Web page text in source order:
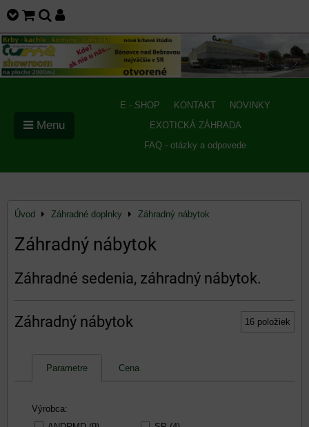
E - SHOP KONTAKT
NOVINKY
EXOTICKÁ ZÁHRADA
FAQ - otázky a odpovede
Menu
Úvod Záhradné doplnky Záhradný nábytok
Záhradný nábytok
Záhradné sedenia, záhradný nábytok.
Záhradný nábytok 16 položiek
Parametre Cena
Výrobca: